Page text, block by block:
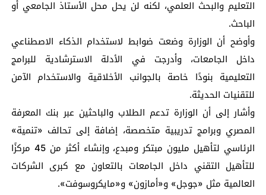
التعليم والبحث العلمي، لكنه لن يحل محل الأستاذ الجامعي أو
الباحث.
وأوضح أن الوزارة وضعت ضوابط لاستخدام الذكاء الاصطناعي
داخل الجامعات، وأدرجت في الأدلة الاسترشادية للبرامج
التعليمية بنودًا خاصة بالجوانب الأخلاقية والاستخدام الآمن
للتقنيات الحديثة.
وأشار إلى أن الوزارة تدعم الطلاب والباحثين عبر بنك المعرفة
المصري وبرامج تدريبية متخصصة، إضافة إلى تحالف «تنمية»
الرئاسي لتأهيل مليون مبتكر ومبدع، وإنشاء أكثر من 45 مركزًا
للتأهيل التقني داخل الجامعات بالتعاون مع كبرى الشركات
العالمية مثل «جوجل» و«أمازون» و«مايكروسوفت».